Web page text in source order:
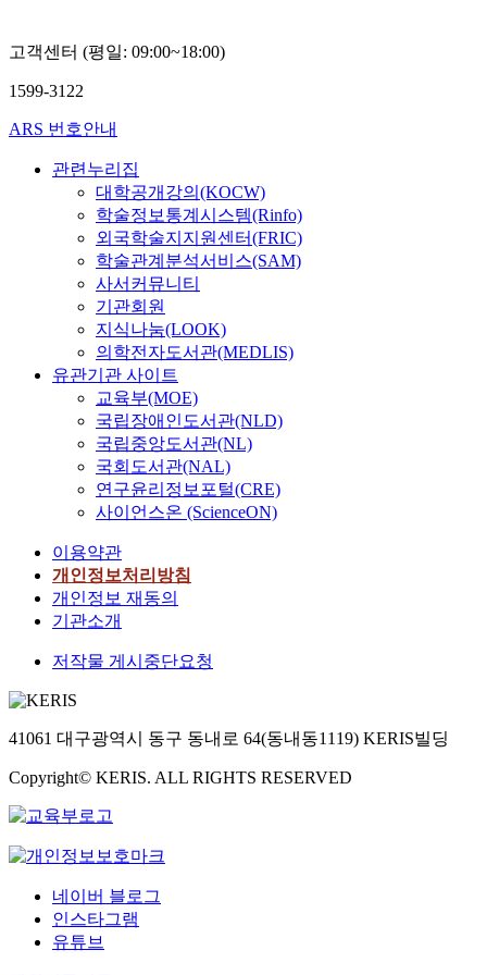
연
문
학
연
구
소
나
보
령
고객센터 (평일: 09:00~18:00)
1599-3122
ARS 번호안내
관련누리집
대학공개강의(KOCW)
학술정보통계시스템(Rinfo)
외국학술지지원센터(FRIC)
학술관계분석서비스(SAM)
사서커뮤니티
기관회원
지식나눔(LOOK)
의학전자도서관(MEDLIS)
유관기관 사이트
교육부(MOE)
국립장애인도서관(NLD)
국립중앙도서관(NL)
국회도서관(NAL)
연구윤리정보포털(CRE)
사이언스온 (ScienceON)
이용약관
개인정보처리방침
개인정보 재동의
기관소개
저작물 게시중단요청
41061 대구광역시 동구 동내로 64(동내동1119) KERIS빌딩
Copyright© KERIS. ALL RIGHTS RESERVED
네이버 블로그
인스타그램
유튜브